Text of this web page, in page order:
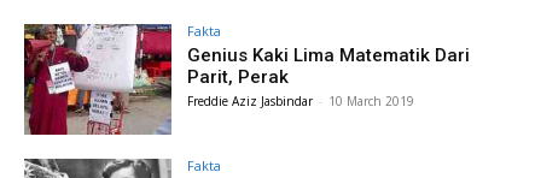
Fakta
Genius Kaki Lima Matematik Dari
Parit, Perak
Freddie Aziz Jasbindar - 10 March 2019
Fakta